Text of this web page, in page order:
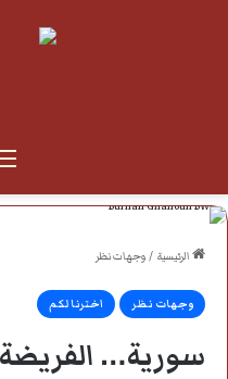
الرئيسية /وجهات نظر
وجهات نظر اخترنا لكم
سورية… الفريضة